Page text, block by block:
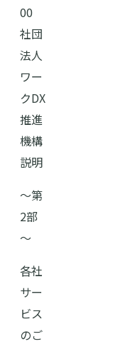
00
社団
法人
ワー
クDX
推進
機構
説明
～第
2部
～
各社
サー
ビス
のご